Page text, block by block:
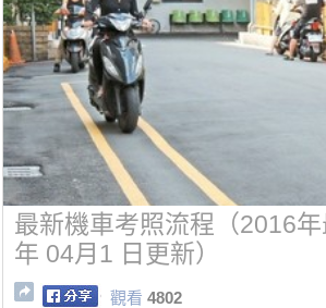
最新機車考照流程（2016
年 04月1 日更新）
觀看 4802